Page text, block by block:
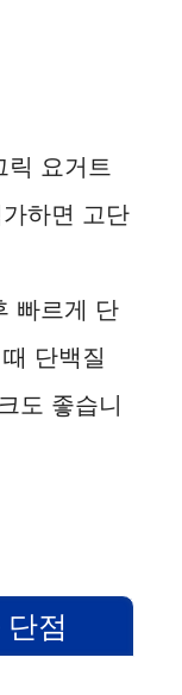
릭 요거트
하면 고단
빠르게 단
단백질
도 좋습니
점